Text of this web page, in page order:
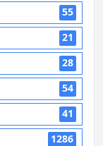
55
21
28
54
41
1286